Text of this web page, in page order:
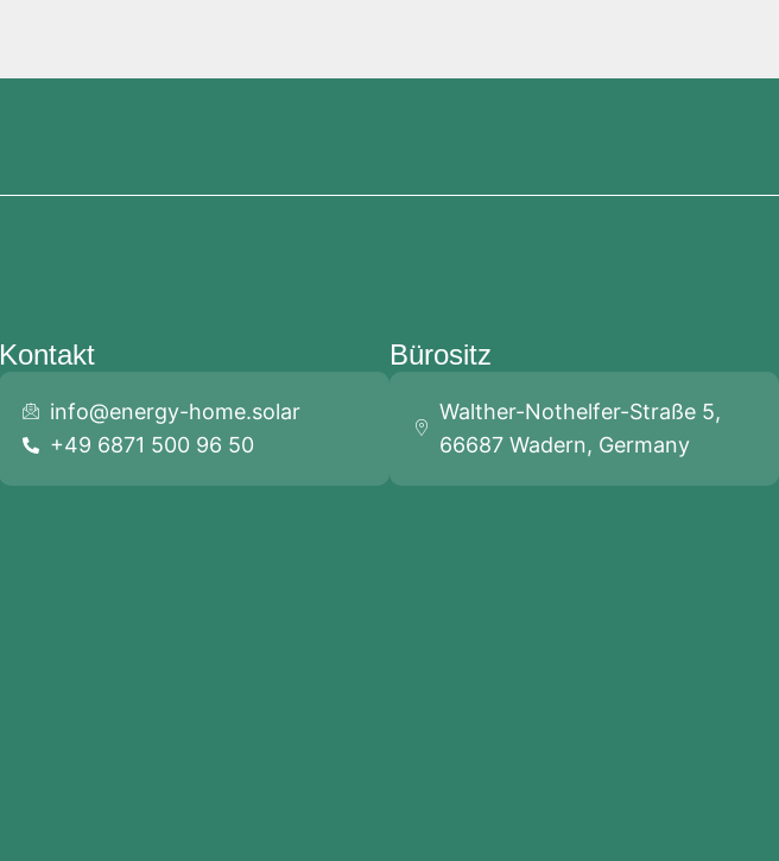
Kontakt
info@energy-home.solar
+49 6871 500 96 50
Bürositz
Walther-Nothelfer-Straße 5,
66687 Wadern, Germany